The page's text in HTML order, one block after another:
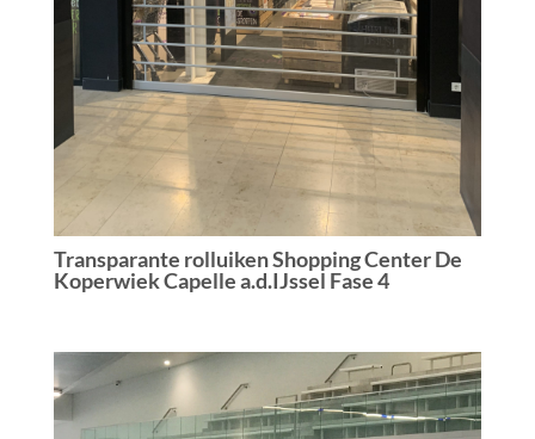
Transparante rolluiken Shopping Center De
Koperwiek Capelle a.d.IJssel Fase 4